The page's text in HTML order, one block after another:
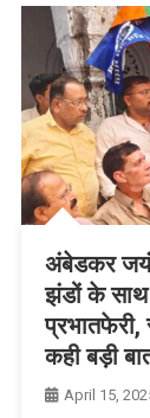
अंबेडकर
झंडों के साथ
कही बड़ी
April 15,